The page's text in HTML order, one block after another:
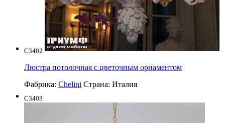
C3402
Люстра потолочная с цветочным орнаментом
Фабрика: Chelini Страна: Италия
C3403